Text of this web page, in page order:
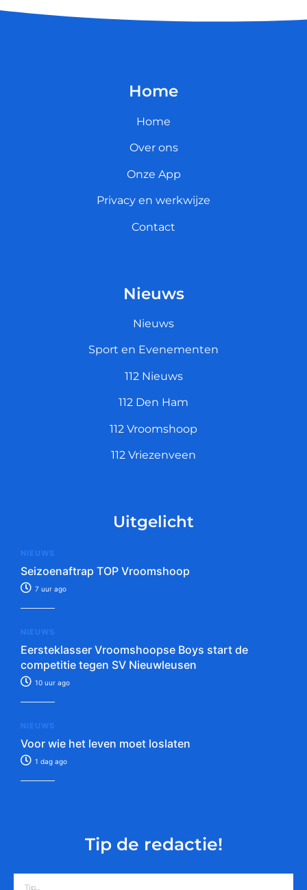
Home
Home
Over ons
Onze App
Privacy en werkwijze
Contact
Nieuws
Nieuws
Sport en Evenementen
112 Nieuws
112 Den Ham
112 Vroomshoop
112 Vriezenveen
Uitgelicht
NIEUWS
Seizoenaftrap TOP Vroomshoop
7 uur ago
NIEUWS
Eersteklasser Vroomshoopse Boys start de
competitie tegen SV Nieuwleusen
10 uur ago
NIEUWS
Voor wie het leven moet loslaten
1 dag ago
Tip de redactie!